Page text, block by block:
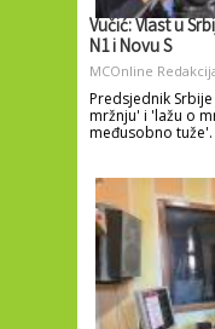
Vučić: Vlast u
N1 i Novu S
MCOnline
Predsjednik
mržnju' i 'lažu o
međusobno tuže'.